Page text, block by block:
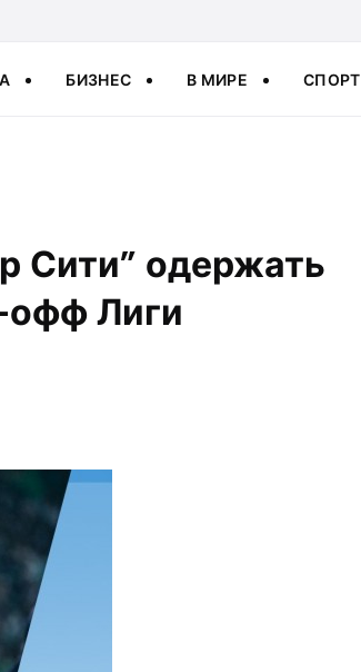
БИЗНЕС В МИРЕ СПОРТ
Сити” одержать
офф Лиги